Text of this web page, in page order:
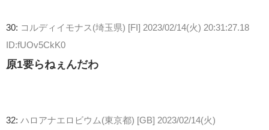
30: コルディイモナス(埼玉県) [FI] 2023/02/14(火) 20:31:27.18
ID:fUOv5CkK0
原1要らねぇんだわ
32: ハロアナエロビウム(東京都) [GB] 2023/02/14(火)